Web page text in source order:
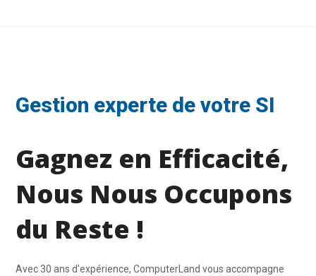
Gestion experte de votre SI
Gagnez en Efficacité,
Nous Nous Occupons
du Reste !
Avec 30 ans d'expérience, ComputerLand vous accompagne